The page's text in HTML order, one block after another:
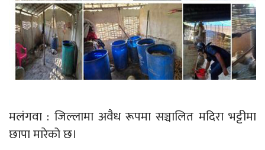
मलंगवा : जिल्लामा अवैध रूपमा सञ्चालित मदिरा भट्टीमा
छापा मारेको छ।